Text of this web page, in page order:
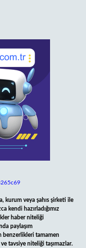
kurum veya şahıs şirketi ile
kendi hazırladığımız
haber niteliği
paylaşım
benzerlikleri tamamen
tavsiye niteliği taşımazlar.